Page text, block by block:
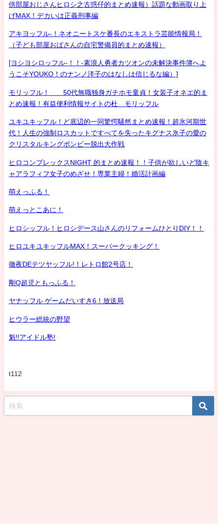
供部屋おじさんヒロシ之古惑仔的まとめ速報）話題な動画取り上
げMAX！デカいは正義刑事編
アキヨッフル-！ネオニートスケ番長のエキストラ芸能情報局！
（子ども部屋おばさんの自宅警備員的まとめ速報）
[ヨシヨシロッフル-！！-素浪人勇者カツオンの未解決事件簿へよ
うこそYOUKO！のナンノ洋子のはなしは信じるな編）]
モリッフル！ 50代無職独身ガチホモ童貞！女装子オネエ的ま
とめ速報！有益便利情報サイトの杜 モリッフル
ユキユキッフル！ど底辺的一同驚愕騒然まとめ速報！超氷河期世
代！人生の強制ロスカットですべてを失ったキグナス氷子の愛の
クリスタルキングボンビー脱出大作戦
ヒロコンプレックスNIGHT 的まとめ速報！！子供が欲しいど陰キ
ャアラフィフ女子のめざせ！専業主婦！婚活計画編
萌えっふる！
萌えっとこあに！
ヒロシッフル！ヒロシデース山さんのリフォームひとりDIY！！
ヒロユキユキッフルMAX！スーパークッキング！
徹夜DEテツヤッフル!！レトロ館2号店！
剛Q超児ともっふる！
ヤナッフル ゲームだいすき6！放送局
ヒウラー総統の野望
魁!!アイドル塾!
t112